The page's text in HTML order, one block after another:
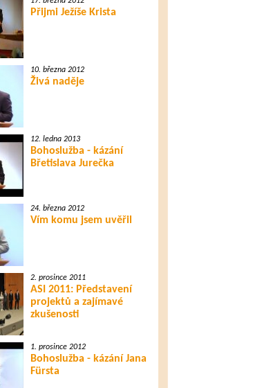
Přijmi Ježíše Krista
10. března 2012
Živá naděje
12. ledna 2013
Bohoslužba - kázání
Břetislava Jurečka
24. března 2012
Vím komu jsem uvěřil
2. prosince 2011
ASI 2011: Představení
projektů a zajímavé
zkušenosti
1. prosince 2012
Bohoslužba - kázání Jana
Fürsta